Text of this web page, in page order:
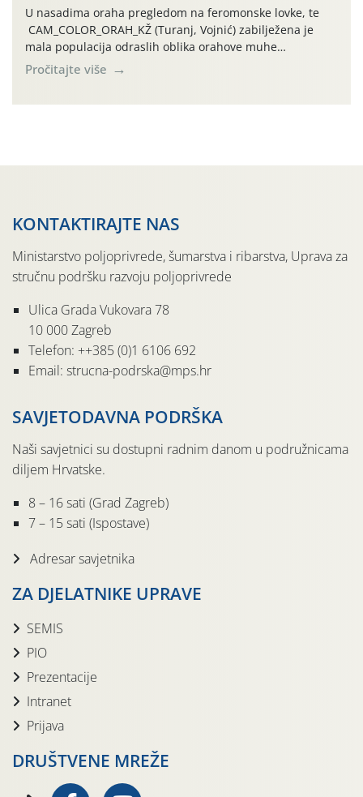
U nasadima oraha pregledom na feromonske lovke, te
CAM_COLOR_ORAH_KŽ (Turanj, Vojnić) zabilježena je
mala populacija odraslih oblika orahove muhe
(Rhagoletis completa). Niska brojnost može se objasniti
činjenicom da je riječ o mladim nasadima s vrlo malim
Pročitajte više
KONTAKTIRAJTE NAS
Ministarstvo poljoprivrede, šumarstva i ribarstva, Uprava za
stručnu podršku razvoju poljoprivrede
Ulica Grada Vukovara 78
10 000 Zagreb
Telefon: ++385 (0)1 6106 692
Email: strucna-podrska@mps.hr
SAVJETODAVNA PODRŠKA
Naši savjetnici su dostupni radnim danom u podružnicama
diljem Hrvatske.
8 – 16 sati (Grad Zagreb)
7 – 15 sati (Ispostave)
Adresar savjetnika
ZA DJELATNIKE UPRAVE
SEMIS
PIO
Prezentacije
Intranet
Prijava
DRUŠTVENE MREŽE